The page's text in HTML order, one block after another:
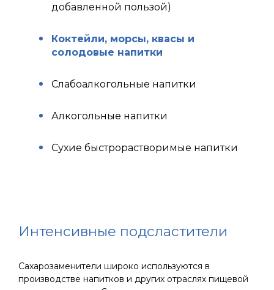
добавленной пользой)
Коктейли, морсы, квасы и
солодовые напитки
Слабоалкогольные напитки
Алкогольные напитки
Сухие быстрорастворимые напитки
Интенсивные подсластители
Сахарозаменители широко используются в
производстве напитков и других отраслях пищевой